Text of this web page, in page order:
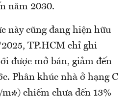
năm 2030.
này cũng đang hiện hữu
TP.HCM chỉ ghi
được mở bán, giảm đến
Phân khúc nhà ở hạng C
chiếm chưa đến 13%